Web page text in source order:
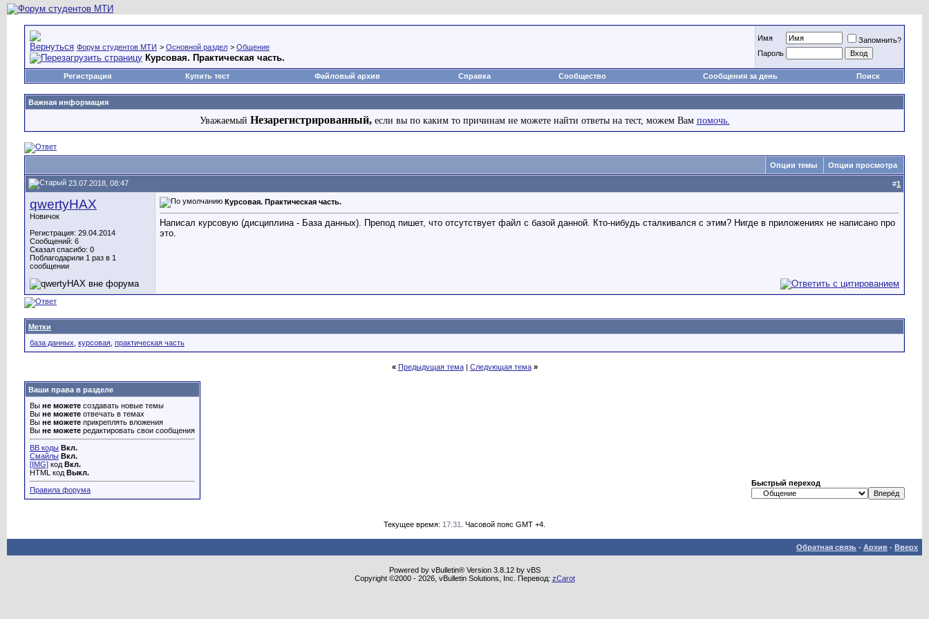
Форум студентов МТИ > Основной раздел > Общение
Курсовая. Практическая часть.
Имя
Запомнить?
Пароль
Регистрация Купить тест Файловый архив Справка Сообщество Сообщения за день Поиск
Важная информация
Уважаемый Незарегистрированный, если вы по каким то причинам не можете найти ответы на тест, можем Вам помочь.
Опции темы Опции просмотра
23.07.2018, 08:47 #1
qwertyHAX
Новичок
Регистрация: 29.04.2014
Сообщений: 6
Сказал спасибо: 0
Поблагодарили 1 раз в 1
сообщении
Курсовая. Практическая часть.
Написал курсовую (дисциплина - База данных). Препод пишет, что отсутствует файл с базой данной. Кто-нибудь сталкивался с этим? Нигде в приложениях не написано про
это.
Метки
база данных курсовая практическая часть
« Предыдущая тема| Следующая тема »
Ваши права в разделе
Вы не можете создавать новые темы
Вы не можете отвечать в темах
Вы не можете прикреплять вложения
Вы не можете редактировать свои сообщения
BB коды Вкл.
Смайлы Вкл.
[IMG] код Вкл.
HTML код Выкл.
Правила форума
Быстрый переход
Текущее время: 17:31 . Часовой пояс GMT +4.
Обратная связь - Архив - Вверх
Powered by vBulletin® Version 3.8.12 by vBS
Copyright ©2000 - 2026, vBulletin Solutions, Inc. Перевод: zCarot